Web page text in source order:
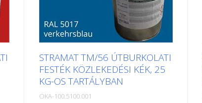
STRAMAT TM/56 ÚTBURKOLATI
FESTÉK KÖZLEKEDÉSI KÉK, 25
KG-OS TARTÁLYBAN
OKA-100.5100.001